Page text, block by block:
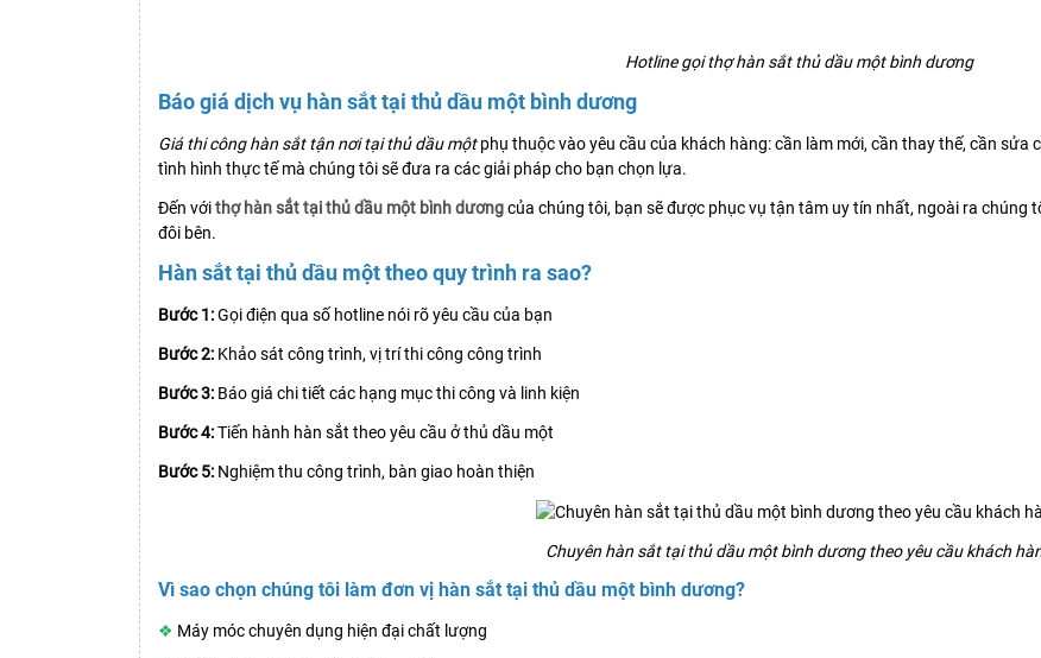
Hotline gọi thợ hàn sắt thủ dầu một bình dương
Báo giá dịch vụ hàn sắt tại thủ dầu một bình dương
Giá thi công hàn sắt tận nơi tại thủ dầu mộtphụ thuộc vào yêu cầu của khách hàng: cần làm mới, cần thay thế, cần sửa
tình hình thực tế mà chúng tôi sẽ đưa ra các giải pháp cho bạn chọn lựa.
Đến vớithợ hàn sắt tại thủ dầu một bình dươngcủa chúng tôi, bạn sẽ được phục vụ tận tâm uy tín nhất, ngoài ra chúng
đôi bên.
Hàn sắt tại thủ dầu một theo quy trình ra sao?
Bước 1:Gọi điện qua số hotline nói rõ yêu cầu của bạn
Bước 2: Khảo sát công trình, vị trí thi công công trình
Bước 3: Báo giá chi tiết các hạng mục thi công và linh kiện
Bước 4:Tiến hành hàn sắt theo yêu cầu ở thủ dầu một
Bước 5: Nghiệm thu công trình, bàn giao hoàn thiện
Chuyên hàn sắt tại thủ dầu một bình dương theo yêu cầu khách
Vì sao chọn chúng tôi làm đơn vị hàn sắt tại thủ dầu một bình dương?
❖ Máy móc chuyên dụng hiện đại chất lượng